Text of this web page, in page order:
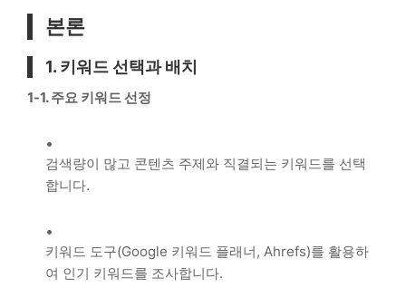
본론
1. 키워드 선택과 배치
1-1. 주요 키워드 선정
검색량이 많고 콘텐츠 주제와 직결되는 키워드를 선택
합니다.
키워드 도구(Google 키워드 플래너, Ahrefs)를 활용하
여 인기 키워드를 조사합니다.